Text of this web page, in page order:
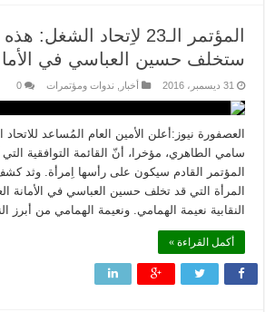
المؤتمر الـ23 لاِتحاد
ستخلف حسين العباسي في
31 ديسمبر، 2016 أخبار ندوات ومؤتمرات 0
العصفورة نيوز:أعلن الأمين العام المُساعد
سامي الطاهري، مؤخرا، أنّ القائمة التوافقية
المؤتمر القادم سيكون على رأسها اِمرأة. وثد
المرأة التي قد تخلف حسين العباسي في الأمانة
النقابية نعيمة الهمامي. ونعيمة الهمامي من أبرز
أكمل القراءة »